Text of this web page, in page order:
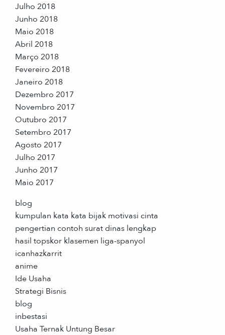
Julho 2018
Junho 2018
Maio 2018
Abril 2018
Março 2018
Fevereiro 2018
Janeiro 2018
Dezembro 2017
Novembro 2017
Outubro 2017
Setembro 2017
Agosto 2017
Julho 2017
Junho 2017
Maio 2017
blog
kumpulan kata kata bijak motivasi cinta
pengertian contoh surat dinas lengkap
hasil topskor klasemen liga-spanyol
icanhazkarrit
anime
Ide Usaha
Strategi Bisnis
blog
inbestasi
Usaha Ternak Untung Besar